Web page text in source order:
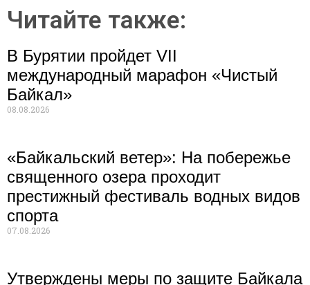
Читайте также:
В Бурятии пройдет VII
международный марафон «Чистый
Байкал»
08.08.2026
«Байкальский ветер»: На побережье
священного озера проходит
престижный фестиваль водных видов
спорта
07.08.2026
Утверждены меры по защите Байкала